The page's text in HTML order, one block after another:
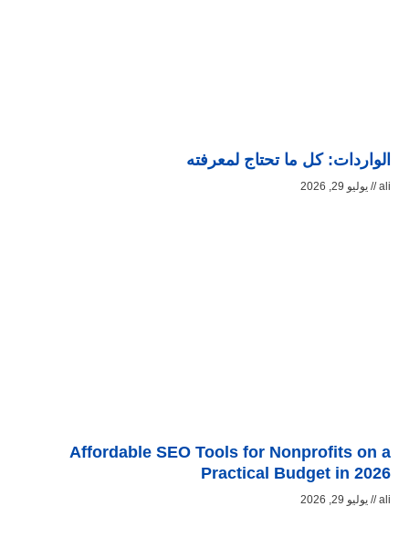
الواردات: كل ما تحتاج لمعرفته
ali يوليو 29, 2026
Affordable SEO Tools for Nonprofits on a
Practical Budget in 2026
ali يوليو 29, 2026